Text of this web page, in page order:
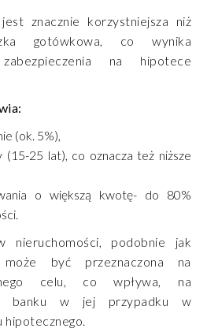
znacznie korzystniejsza niż
gotówkowa, co wynika
na hipotece
(ok. 5%),
(15-25 lat), co oznacza też niższe
o większą kwotę- do 80%
nieruchomości, podobnie jak
być przeznaczona na
celu, co wpływa, na
banku w jej przypadku w